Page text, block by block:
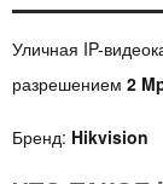
Уличная IP-
разрешением 2
Бренд: Hikvision